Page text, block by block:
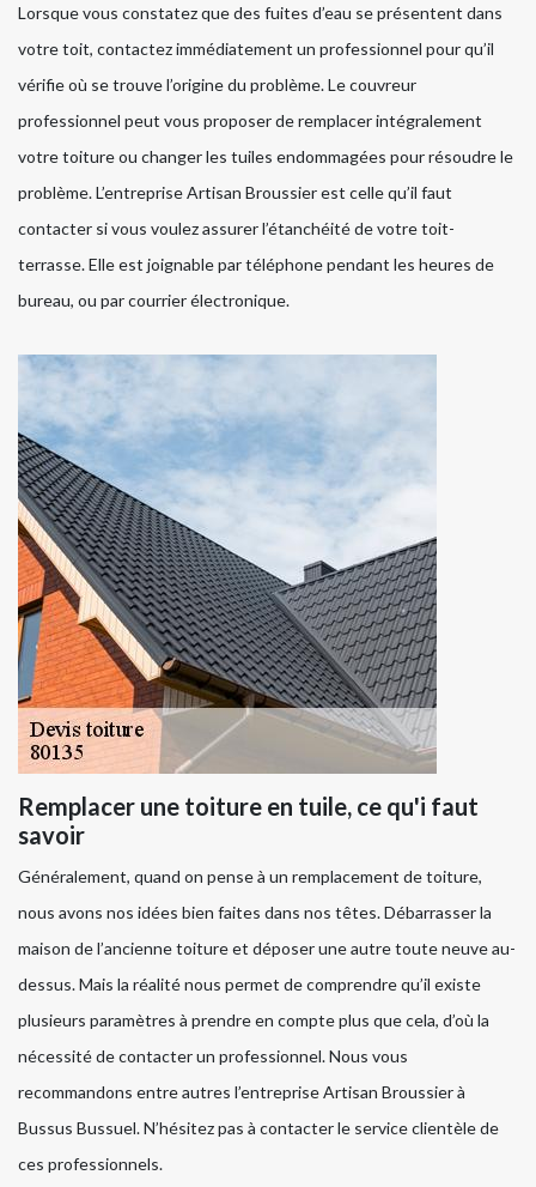
Lorsque vous constatez que des fuites d’eau se présentent dans
votre toit, contactez immédiatement un professionnel pour qu’il
vérifie où se trouve l’origine du problème. Le couvreur
professionnel peut vous proposer de remplacer intégralement
votre toiture ou changer les tuiles endommagées pour résoudre le
problème. L’entreprise Artisan Broussier est celle qu’il faut
contacter si vous voulez assurer l’étanchéité de votre toit-
terrasse. Elle est joignable par téléphone pendant les heures de
bureau, ou par courrier électronique.
Remplacer une toiture en tuile, ce qu'i faut
savoir
Généralement, quand on pense à un remplacement de toiture,
nous avons nos idées bien faites dans nos têtes. Débarrasser la
maison de l’ancienne toiture et déposer une autre toute neuve au-
dessus. Mais la réalité nous permet de comprendre qu’il existe
plusieurs paramètres à prendre en compte plus que cela, d’où la
nécessité de contacter un professionnel. Nous vous
recommandons entre autres l’entreprise Artisan Broussier à
Bussus Bussuel. N’hésitez pas à contacter le service clientèle de
ces professionnels.